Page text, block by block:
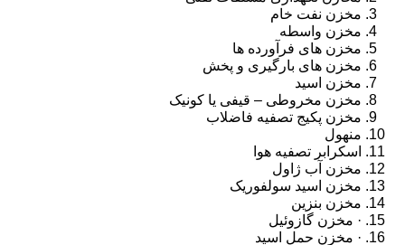
مخزن نفت خام
مخزن واسطه
مخزن های فرآورده ها
مخزن های بارگیری و پخش
مخزن اسید
مخزن مخروطی – قیفی یا کونیک
مخزن پکیج تصفیه فاضلاب
منهول
اسکرابر تصفیه هوا
مخزن آب ژاول
مخزن اسید سولفوریک
مخزن بنزین
· مخزن گازوئیل
· مخزن حمل اسید